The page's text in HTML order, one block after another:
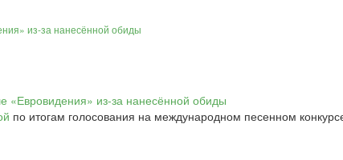
из-за нанесённой обиды
по итогам голосования на международном песенном